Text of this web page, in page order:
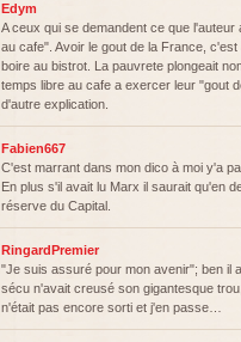
Edym
A ceux qui se demandent ce que
au cafe". Avoir le gout de la France,
boire au bistrot. La pauvrete plongeait
temps libre au cafe a exercer leur "gout
d'autre explication.
Fabien667
C'est marrant dans mon dico à moi y'a
En plus s'il avait lu Marx il saurait qu'en
réserve du Capital.
RingardPremier
"Je suis assuré pour mon avenir"; ben il
sécu n'avait creusé son gigantesque
n'était pas encore sorti et j'en passe…